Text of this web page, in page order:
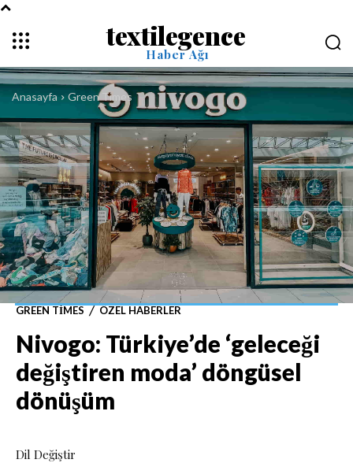
textilegence
Haber Ağı
Anasayfa Green Times
GREEN TIMES ÖZEL HABERLER
Nivogo: Türkiye’de ‘geleceği
değiştiren moda’ döngüsel
dönüşüm
Dil Değiştir